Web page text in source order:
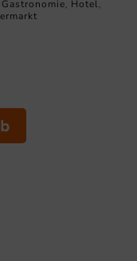
Gastronomie , Hotel ,